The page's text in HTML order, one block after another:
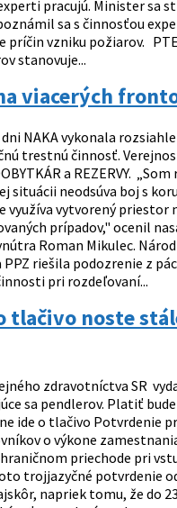
pracujú. Minister sa
sa s činnosťou
príčin vzniku požiarov.
stanovuje...
viacerých
NAKA vykonala rozsiahle
trestnú činnosť.
a REZERVY. „Som
situácii neodsúva boj s
využíva vytvorený priestor
prípadov," ocenil
Roman Mikulec.
riešila podozrenie z
pri rozdeľovaní...
tlačivo noste
zdravotníctva SR
sa pendlerov. Platiť bude
ide o tlačivo Potvrdenie
o výkone
priechode pri
trojjazyčné potvrdenie
napriek tomu, že do